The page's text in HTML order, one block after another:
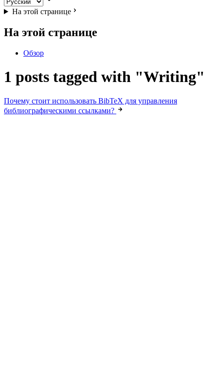
На этой странице
На этой странице
Обзор
1 posts tagged with "Writing"
Почему стоит использовать BibTeX для управления
библиографическими ссылками?